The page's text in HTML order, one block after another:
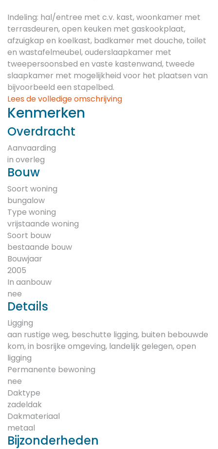
Indeling: hal/entree met c.v. kast, woonkamer met
terrasdeuren, open keuken met gaskookplaat,
afzuigkap en koelkast, badkamer met douche, toilet
en wastafelmeubel, ouderslaapkamer met
tweepersoonsbed en vaste kastenwand, tweede
slaapkamer met mogelijkheid voor het plaatsen van
bijvoorbeeld een stapelbed.
Lees de volledige omschrijving
Kenmerken
Overdracht
Aanvaarding
in overleg
Bouw
Soort woning
bungalow
Type woning
vrijstaande woning
Soort bouw
bestaande bouw
Bouwjaar
2005
In aanbouw
nee
Details
Ligging
aan rustige weg, beschutte ligging, buiten bebouwde
kom, in bosrijke omgeving, landelijk gelegen, open
ligging
Permanente bewoning
nee
Daktype
zadeldak
Dakmateriaal
metaal
Bijzonderheden